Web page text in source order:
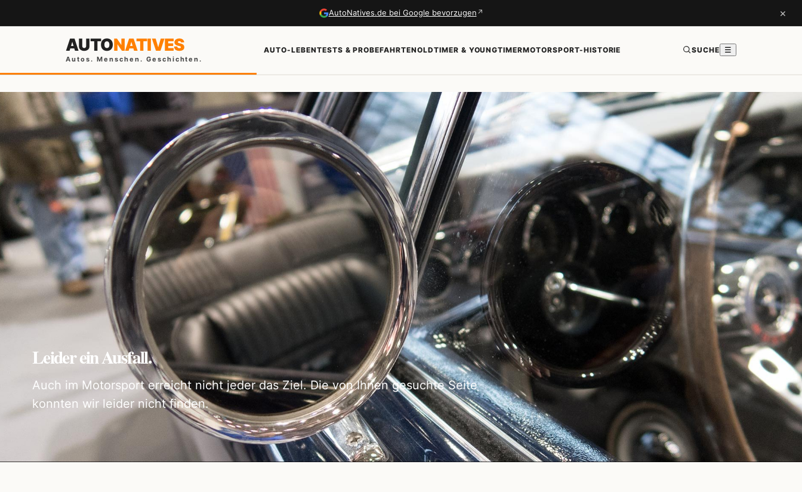
AutoNatives.de bei Google bevorzugen ↗ ×
AUTONATIVES
Autos. Menschen. Geschichten.
AUTO-LEBENTESTS & PROBEFAHRTENOLDTIMER & YOUNGTIMERMOTORSPORT-HISTORIE SUCHE ☰
Leider ein Ausfall.
Auch im Motorsport erreicht nicht jeder das Ziel. Die von Ihnen gesuchte Seite
konnten wir leider nicht finden.